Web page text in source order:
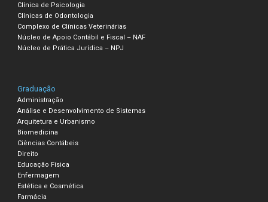
Clínica de Psicologia
Clínicas de Odontologia
Complexo de Clínicas Veterinárias
Núcleo de Apoio Contábil e Fiscal – NAF
Núcleo de Prática Jurídica – NPJ
Graduação
Administração
Análise e Desenvolvimento de Sistemas
Arquitetura e Urbanismo
Biomedicina
Ciências Contábeis
Direito
Educação Física
Enfermagem
Estética e Cosmética
Farmácia